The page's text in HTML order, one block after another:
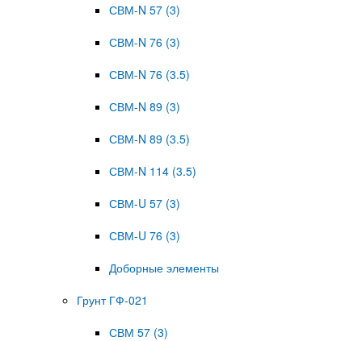
СВМ-N 57 (3)
СВМ-N 76 (3)
СВМ-N 76 (3.5)
СВМ-N 89 (3)
СВМ-N 89 (3.5)
СВМ-N 114 (3.5)
СВМ-U 57 (3)
СВМ-U 76 (3)
Доборные элементы
Грунт ГФ-021
СВМ 57 (3)